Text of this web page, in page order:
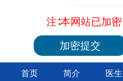
注∶本网站已加
首页 简介 医生